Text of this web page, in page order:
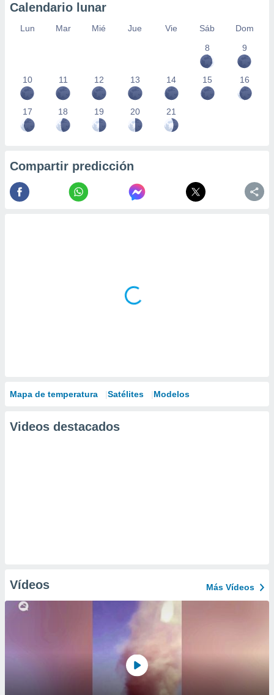
Calendario lunar
Lun Mar Mié Jue Vie Sáb
Dom
8
9
10 11 12 13 14 15 16
17 18 19 20 21
Compartir predicción
Mapa de temperatura Satélites Modelos
Videos destacados
Vídeos Más Vídeos